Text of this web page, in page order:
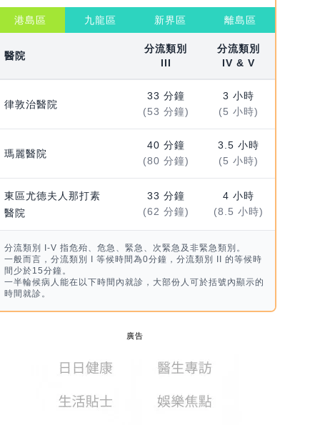
港島區 九龍區 新界區 離島區
醫院
分流類別
III
分流類別
IV & V
律敦治醫院
33 分鐘
(53 分鐘)
3 小時
(5 小時)
瑪麗醫院
40 分鐘
(80 分鐘)
3.5 小時
(5 小時)
東區尤德夫人那打素
醫院
33 分鐘
(62 分鐘)
4 小時
(8.5 小時)
分流類別 I-V 指危殆、危急、緊急、次緊急及非緊急類別。
一般而言，分流類別 I 等候時間為0分鐘，分流類別 II 的等候時
間少於15分鐘。
一半輪候病人能在以下時間內就診，大部份人可於括號內顯示的
時間就診。
廣告